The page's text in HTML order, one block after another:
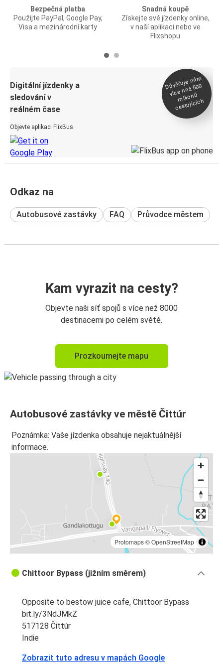
Bezpečná platba
Použijte PayPal, Google Pay,
Visa a mezinárodní karty
Snadná koupě
Získejte své jízdenky online,
v naší aplikaci nebo ve
Flixshopu
Digitální jízdenky a
sledování v
reálném čase
Objevte aplikaci FlixBus
Důvěřuje ná
m
více než 500
milionů
cestujících
Odkaz na
Autobusové zastávky FAQ Průvodce městem
Kam vyrazit na cesty?
Objevte naši síť spojů s více než 8000
destinacemi po celém světě.
Prozkoumejte mapu
Autobusové zastávky ve městě Čittúr
Poznámka: Vaše jízdenka obsahuje nejaktuálnější
informace.
Protomaps©OpenStreetMap
Chittoor Bypass (jižním směrem)
Opposite to bestow juice cafe, Chittoor Bypass
bit.ly/3NdJMkZ
517128 Čittúr
Indie
Zobrazit tuto adresu v mapách Google